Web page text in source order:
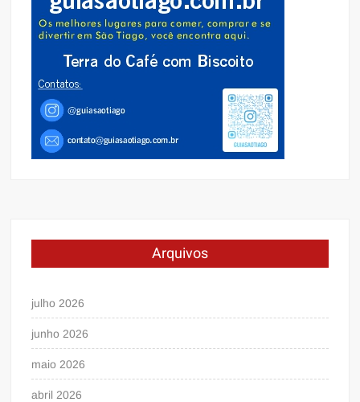
Arquivos
julho 2026
junho 2026
maio 2026
abril 2026